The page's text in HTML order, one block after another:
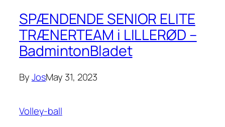
SPÆNDENDE SENIOR ELITE
TRÆNERTEAM i LILLERØD –
BadmintonBladet
ByJosMay 31, 2023
Volley-ball